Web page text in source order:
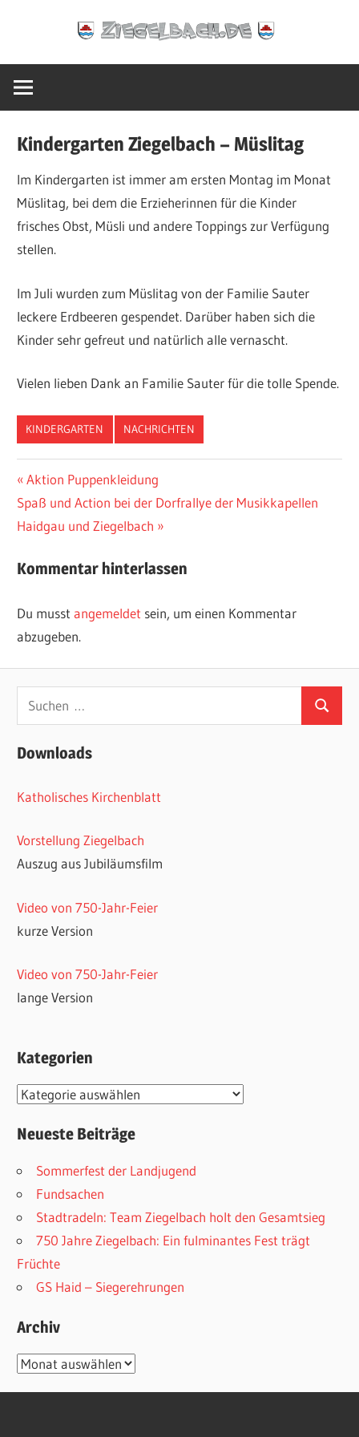
Ziegelbach.de
Kindergarten Ziegelbach – Müslitag
Im Kindergarten ist immer am ersten Montag im Monat
Müslitag, bei dem die Erzieherinnen für die Kinder
frisches Obst, Müsli und andere Toppings zur Verfügung
stellen.
Im Juli wurden zum Müslitag von der Familie Sauter
leckere Erdbeeren gespendet. Darüber haben sich die
Kinder sehr gefreut und natürlich alle vernascht.
Vielen lieben Dank an Familie Sauter für die tolle Spende.
KINDERGARTEN NACHRICHTEN
Beitragsnavigation
Vorheriger
Beitrag:
Aktion Puppenkleidung
Nächster
Beitrag:
Spaß und Action bei der Dorfrallye der Musikkapellen
Haidgau und Ziegelbach
Kommentar hinterlassen
Du musstangemeldet sein, um einen Kommentar
abzugeben.
Suchen
nach:
Suchen
Downloads
Katholisches Kirchenblatt
Vorstellung Ziegelbach
Auszug aus Jubiläumsfilm
Video von 750-Jahr-Feier
kurze Version
Video von 750-Jahr-Feier
lange Version
Kategorien
Kategorien
Neueste Beiträge
Sommerfest der Landjugend
Fundsachen
Stadtradeln: Team Ziegelbach holt den Gesamtsieg
750 Jahre Ziegelbach: Ein fulminantes Fest trägt
Früchte
GS Haid – Siegerehrungen
Archiv
Archiv